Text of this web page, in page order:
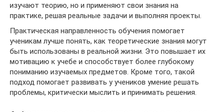
изучают теорию, но и применяют свои знания на
практике, решая реальные задачи и выполняя проекты.
Практическая направленность обучения помогает
ученикам лучше понять, как теоретические знания могут
быть использованы в реальной жизни. Это повышает их
мотивацию к учебе и способствует более глубокому
пониманию изучаемых предметов. Кроме того, такой
подход помогает развивать у учеников умение решать
проблемы, критически мыслить и принимать решения.